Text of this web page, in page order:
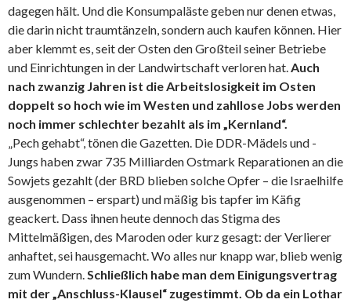
dagegen hält. Und die Konsumpaläste geben nur denen etwas,
die darin nicht traumtänzeln, sondern auch kaufen können. Hier
aber klemmt es, seit der Osten den Großteil seiner Betriebe
und Einrichtungen in der Landwirtschaft verloren hat.Auch
nach zwanzig Jahren ist die Arbeitslosigkeit im Osten
doppelt so hoch wie im Westen und zahllose Jobs werden
noch immer schlechter bezahlt als im „Kernland“.
„Pech gehabt“, tönen die Gazetten. Die DDR-Mädels und -
Jungs haben zwar 735 Milliarden Ostmark Reparationen an die
Sowjets gezahlt (der BRD blieben solche Opfer – die Israelhilfe
ausgenommen – erspart) und mäßig bis tapfer im Käfig
geackert. Dass ihnen heute dennoch das Stigma des
Mittelmäßigen, des Maroden oder kurz gesagt: der Verlierer
anhaftet, sei hausgemacht. Wo alles nur knapp war, blieb wenig
zum Wundern.Schließlich habe man dem Einigungsvertrag
mit der „Anschluss-Klausel“ zugestimmt. Ob da ein Lothar